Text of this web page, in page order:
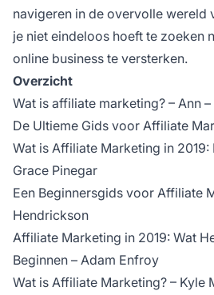
navigeren in de overvolle wereld
je niet eindeloos hoeft te zoeken
online business te versterken.
Overzicht
Wat is affiliate marketing? – Ann
De Ultieme Gids voor Affiliate
Wat is Affiliate Marketing in 2019:
Grace Pinegar
Een Beginnersgids voor Affiliate
Hendrickson
Affiliate Marketing in 2019: Wat
Beginnen – Adam Enfroy
Wat is Affiliate Marketing? – Kyle